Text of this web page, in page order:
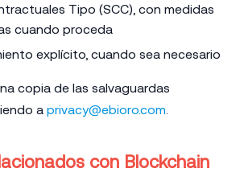
Tipo (SCC), con medidas
cuando proceda
explícito, cuando sea necesario
copia de las salvaguardas
a privacy@ebioro.com
con Blockchain